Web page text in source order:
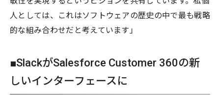
人としては、これはソフトウェアの歴史の中で最も戦略
的な組み合わせだと考えています」
■SlackがSalesforce Customer 360の新
しいインターフェースに